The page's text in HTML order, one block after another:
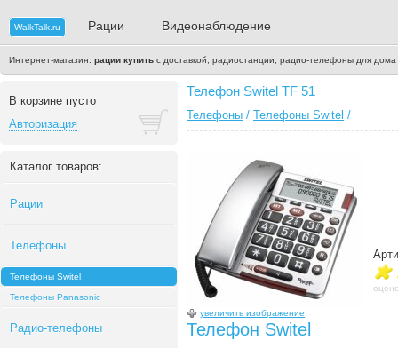
WalkTalk.ru Рации Видеонаблюдение
Интернет-магазин: рации купить с доставкой, радиостанции, радио-телефоны для
В корзине пусто
Авторизация
Каталог товаров:
Рации
Телефоны
Телефоны Switel
Телефоны Panasonic
Радио-телефоны
Телефон Switel TF 51
Телефоны / Телефоны Switel /
увеличить изображение
Телефон Switel